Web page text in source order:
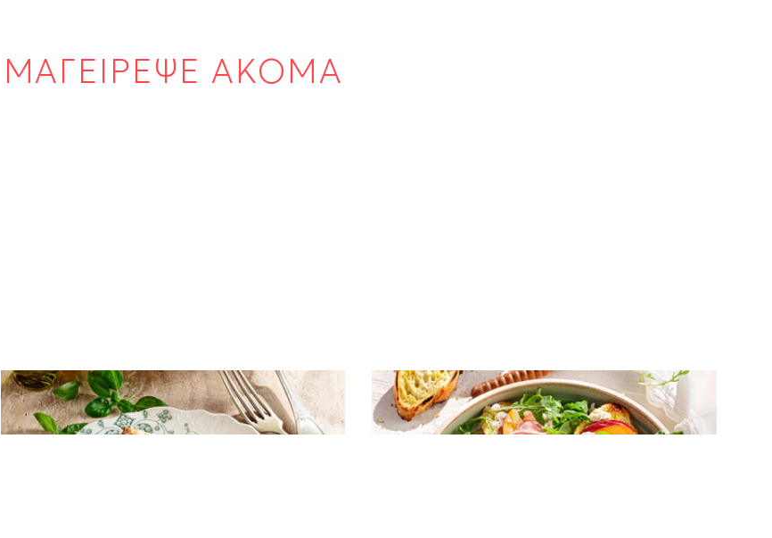
ΜΑΓΕΙΡΕΨΕ ΑΚΟΜΑ
Burrata με ντοματίνια και αρωματικό
ελαιόλαδο
ΣΑΛΑΤΕΣ
Κροστίνι με κατσικίσιο τυρί, προσούτο
και ροδάκινο
ΟΡΕΚΤΙΚΑ